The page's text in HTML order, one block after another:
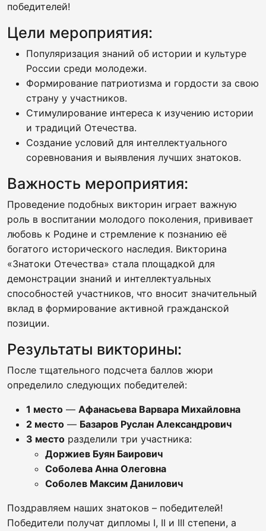
победителей!
Цели мероприятия:
Популяризация знаний об истории и культуре
России среди молодежи.
Формирование патриотизма и гордости за свою
страну у участников.
Стимулирование интереса к изучению истории
и традиций Отечества.
Создание условий для интеллектуального
соревнования и выявления лучших знатоков.
Важность мероприятия:
Проведение подобных викторин играет важную
роль в воспитании молодого поколения, прививает
любовь к Родине и стремление к познанию её
богатого исторического наследия. Викторина
«Знатоки Отечества» стала площадкой для
демонстрации знаний и интеллектуальных
способностей участников, что вносит значительный
вклад в формирование активной гражданской
позиции.
Результаты викторины:
После тщательного подсчета баллов жюри
определило следующих победителей:
1 место — Афанасьева Варвара Михайловна
2 место — Базаров Руслан Александрович
3 место разделили три участника:
Доржиев Буян Баирович
Соболева Анна Олеговна
Соболев Максим Данилович
Поздравляем наших знатоков – победителей!
Победители получат дипломы I, II и III степени, а